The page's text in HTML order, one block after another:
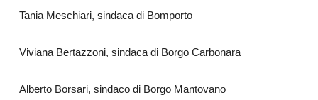
Tania Meschiari, sindaca di Bomporto
Viviana Bertazzoni, sindaca di Borgo Carbonara
Alberto Borsari, sindaco di Borgo Mantovano